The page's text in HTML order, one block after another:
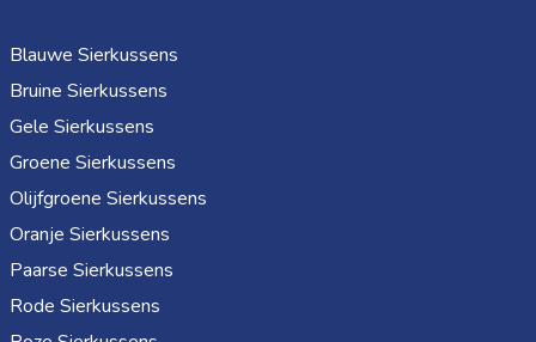
Blauwe Sierkussens
Bruine Sierkussens
Gele Sierkussens
Groene Sierkussens
Olijfgroene Sierkussens
Oranje Sierkussens
Paarse Sierkussens
Rode Sierkussens